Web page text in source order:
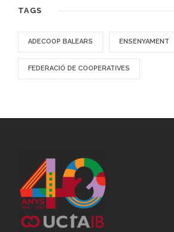
TAGS
ADECOOP BALEARS ENSENYAMENT
FEDERACIÓ DE COOPERATIVES